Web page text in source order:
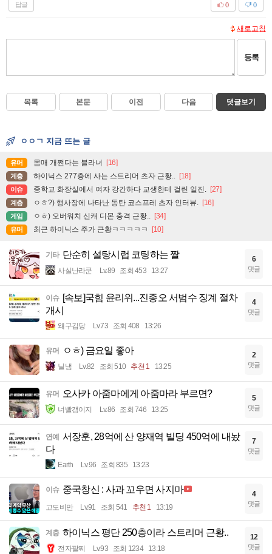
답글 0
0
새로고침
등록
목록 본문 이전 다음 댓글보기
ㅇㅇㄱ 지금 뜨는 글
유머 몸매 개쩐다는 블라녀 [16]
계층 하이닉스 277층에 사는 스트리머 츠자 근황.. [18]
이슈 중학교 화장실에서 여자 강간하다 교생한테 걸린 일진. [27]
계층 ㅇㅎ?) 행사장에 나타난 동탄 코스프레 츠자 인터뷰. [16]
게임 ㅇㅎ) 오버워치 신캐 디몬 충격 근황.. [34]
유머 최근 하이닉스 주가 근황ㅋㅋㅋㅋㅋ [10]
기타 단순히 설탕시럽 코팅하는 짤
사실난라쿤 Lv.89 조회 453 13:27
6
댓글
이슈 [속보]국힘 윤리위...진종오 서범수 징계 절차
개시
왜구김당 Lv.73 조회 408 13:26
4
댓글
유머 ㅇㅎ) 금요일 좋아
닐냄 Lv.82 조회 510 추천 1 13:25
2
댓글
유머 오사카 아줌마에게 아줌마라 부르면?
너빨갱이지 Lv.86 조회 746 13:25
5
댓글
연예
서장훈, 28억에 산 양재역 빌딩 450억에 내놨
다
Earth Lv.96 조회 835 13:23
7
댓글
이슈 중국창신 : 사과 꼬우면 사지마
고도비만 Lv.91 조회 541 추천 1 13:19
4
댓글
계층 하이닉스 평단 250층이라 스트리머 근황..
전자팔찌 Lv.93 조회 1234 13:18
12
댓글